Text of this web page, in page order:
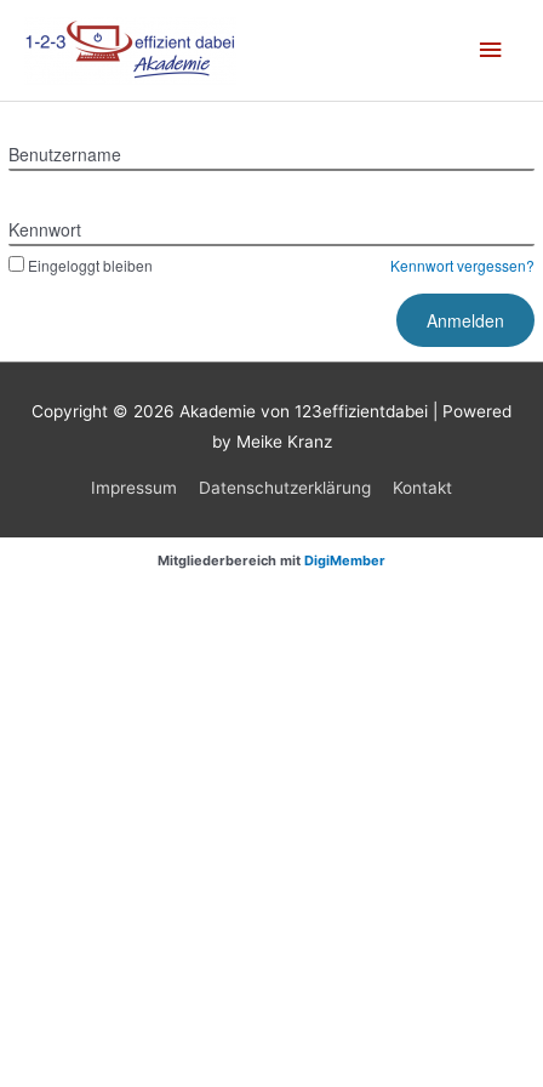
Inhalt
Benutzername
Kennwort
Eingeloggt bleiben Kennwort vergessen?
Copyright © 2026 Akademie von 123effizientdabei | Powered
by Meike Kranz
Impressum Datenschutzerklärung Kontakt
Mitgliederbereich mit DigiMember